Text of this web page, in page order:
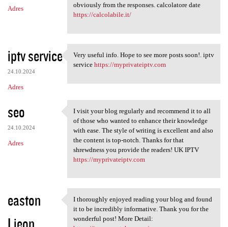
Adres
obviously from the responses. calcolatore date
https://calcolabile.it/
iptv service
24.10.2024
Adres
Very useful info. Hope to see
Very useful info. Hope to see more posts soon!. iptv
service https://myprivateiptv.com
seo
24.10.2024
Adres
I visit your blog regularly
I visit your blog regularly and recommend it to all
of those who wanted to enhance their knowledge
with ease. The style of writing is excellent and also
the content is top-notch. Thanks for that
shrewdness you provide the readers! UK IPTV
https://myprivateiptv.com
easton
I thoroughly enjoyed reading
I thoroughly enjoyed reading your blog and found
it to be incredibly informative. Thank you for the
wonderful post! More Detail: